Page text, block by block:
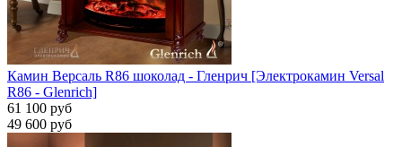
Камин Версаль R86 шоколад - Гленрич [Электрокамин Versal
R86 - Glenrich]
61 100 руб
49 600 руб